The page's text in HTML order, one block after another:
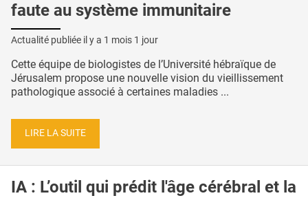
faute au système immunitaire
Actualité publiée il y a 1 mois 1 jour
Cette équipe de biologistes de l’Université hébraïque de
Jérusalem propose une nouvelle vision du vieillissement
pathologique associé à certaines maladies ...
LIRE LA SUITE
IA : L’outil qui prédit l'âge cérébral et la